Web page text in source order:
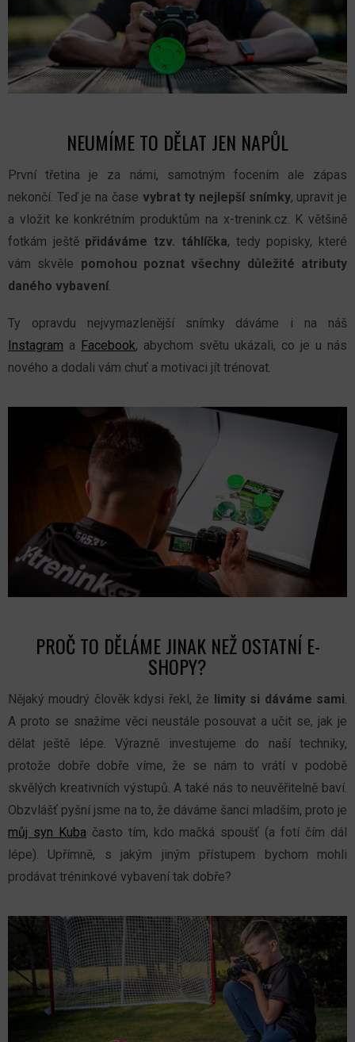
NEUMÍME TO DĚLAT JEN NAPŮL
První třetina je za námi, samotným focením ale zápas
nekončí. Teď je na čase vybrat ty nejlepší snímky, upravit je
a vložit ke konkrétním produktům na x-trenink.cz. K většině
fotkám ještě přidáváme tzv. táhlíčka, tedy popisky, které
vám skvěle pomohou poznat všechny důležité atributy
daného vybavení.
Ty opravdu nejvymazlenější snímky dáváme i na náš
Instagram a Facebook, abychom světu ukázali, co je u nás
nového a dodali vám chuť a motivaci jít trénovat.
PROČ TO DĚLÁME JINAK NEŽ OSTATNÍ E-
SHOPY?
Nějaký moudrý člověk kdysi řekl, že limity si dáváme sami.
A proto se snažíme věci neustále posouvat a učit se, jak je
dělat ještě lépe. Výrazně investujeme do naší techniky,
protože dobře dobře víme, že se nám to vrátí v podobě
skvělých kreativních výstupů. A také nás to neuvěřitelně baví.
Obzvlášť pyšní jsme na to, že dáváme šanci mladším, proto je
můj syn Kuba často tím, kdo mačká spoušť (a fotí čím dál
lépe). Upřímně, s jakým jiným přístupem bychom mohli
prodávat tréninkové vybavení tak dobře?